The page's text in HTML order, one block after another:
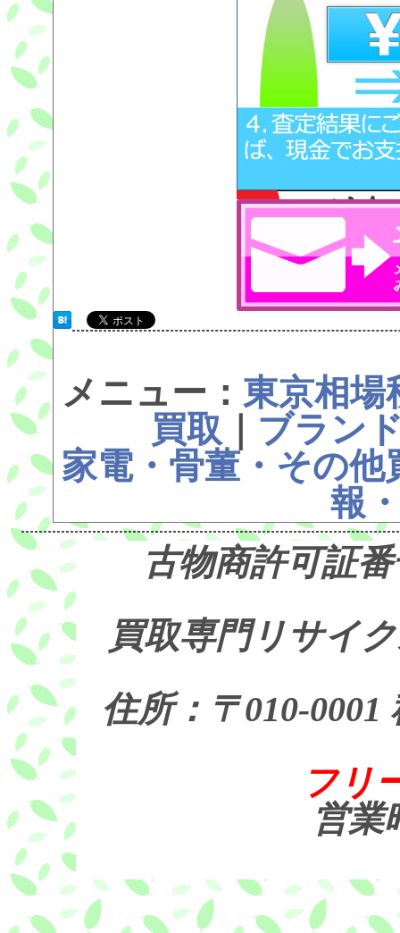
メニュー： 東京相場
買取
ブラン
家電・骨董・その他
報
古物商許可証
買取専門リサイ
住所：〒010-
フリ
営業